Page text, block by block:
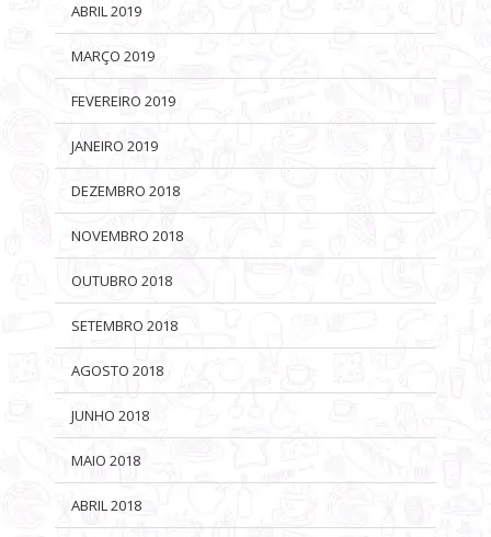
ABRIL 2019
MARÇO 2019
FEVEREIRO 2019
JANEIRO 2019
DEZEMBRO 2018
NOVEMBRO 2018
OUTUBRO 2018
SETEMBRO 2018
AGOSTO 2018
JUNHO 2018
MAIO 2018
ABRIL 2018